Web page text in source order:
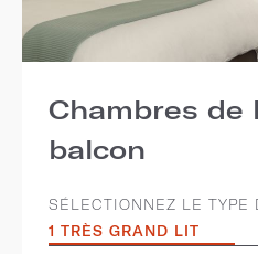
Chambres de
balcon
SÉLECTIONNEZ LE TYPE
1 TRÈS GRAND LIT